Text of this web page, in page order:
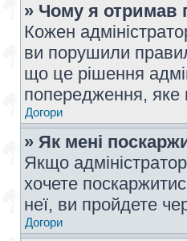
» Чому я отримав
Кожен
ви порушили
що це рішення
попередження, яке
Догори
» Як мені
Якщо
хочете
неї, ви пройдете
Догори